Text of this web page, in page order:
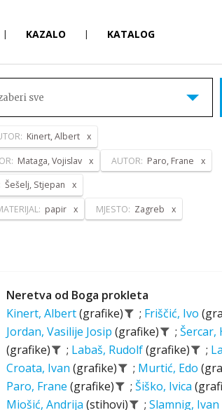
| KAZALO | KATALOG
sve
Kinert, Albert
Mataga, Vojislav AUTOR: Paro, Frane
Šešelj, Stjepan
papir MJESTO: Zagreb
Neretva od Boga prokleta
Kinert, Albert(grafike) ; Friščić, Ivo
Jordan, Vasilije Josip (grafike) ; Šercar,
(grafike)
; Labaš, Rudolf(grafike) ;
Croata, Ivan (grafike) ; Murtić, Edo
Paro, Frane (grafike) ; Šiško, Ivica
Miošić, Andrija (stihovi) ; Slamnig, Ivan